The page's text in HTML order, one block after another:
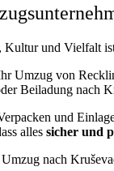
Kultur und Vielfalt
Umzug von
Beiladung nach
und
alles sicher und
nach